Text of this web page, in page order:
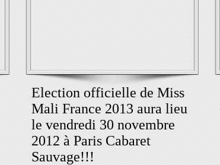
Election officielle de Miss
Mali France 2013 aura lieu
le vendredi 30 novembre
2012 à Paris Cabaret
Sauvage!!!